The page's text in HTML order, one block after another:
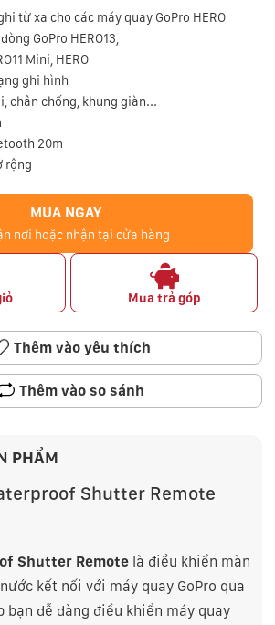
từ xa cho các máy quay GoPro HERO
GoPro HERO13,
Mini, HERO
ghi hình
chân chống, khung giàn...
20m
rộng
MUA NGAY
nơi hoặc nhận tại cửa hàng
Mua trả góp
Thêm vào yêu thích
Thêm vào so sánh
PHẨM
Shutter Remote
Shutter Remote là điều khiển màn
kết nối với máy quay GoPro qua
bạn dễ dàng điều khiển máy quay